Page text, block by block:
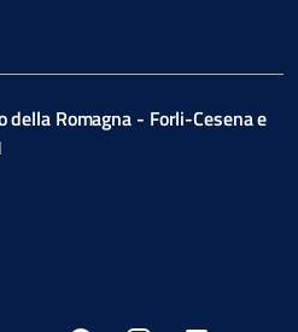
Romagna - Forli-Cesena e